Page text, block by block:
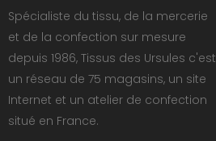
Spécialiste du tissu, de la mercerie
et de la confection sur mesure
depuis 1986, Tissus des Ursules c'est
un réseau de 75 magasins, un site
Internet et un atelier de confection
situé en France.